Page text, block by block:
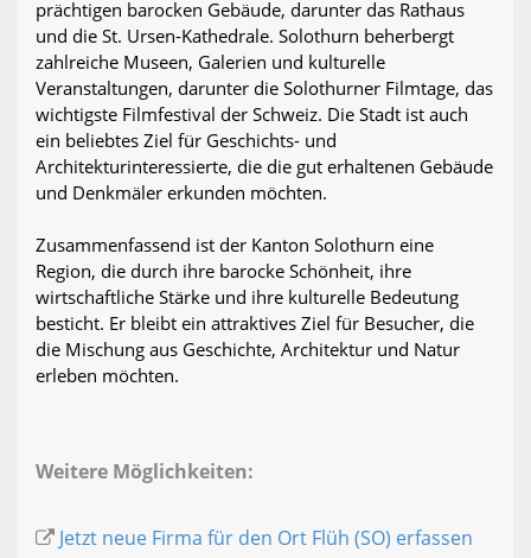
prächtigen barocken Gebäude, darunter das Rathaus
und die St. Ursen-Kathedrale. Solothurn beherbergt
zahlreiche Museen, Galerien und kulturelle
Veranstaltungen, darunter die Solothurner Filmtage, das
wichtigste Filmfestival der Schweiz. Die Stadt ist auch
ein beliebtes Ziel für Geschichts- und
Architekturinteressierte, die die gut erhaltenen Gebäude
und Denkmäler erkunden möchten.
Zusammenfassend ist der Kanton Solothurn eine
Region, die durch ihre barocke Schönheit, ihre
wirtschaftliche Stärke und ihre kulturelle Bedeutung
besticht. Er bleibt ein attraktives Ziel für Besucher, die
die Mischung aus Geschichte, Architektur und Natur
erleben möchten.
Weitere Möglichkeiten:
Jetzt neue Firma für den Ort Flüh (SO) erfassen